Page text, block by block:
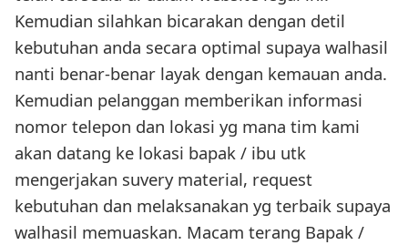
Kemudian silahkan bicarakan dengan detil
kebutuhan anda secara optimal supaya walhasil
nanti benar-benar layak dengan kemauan anda.
Kemudian pelanggan memberikan informasi
nomor telepon dan lokasi yg mana tim kami
akan datang ke lokasi bapak / ibu utk
mengerjakan suvery material, request
kebutuhan dan melaksanakan yg terbaik supaya
walhasil memuaskan. Macam terang Bapak /